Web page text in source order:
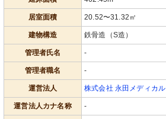
居室面積 20.52〜31.32㎡
建物構造 鉄骨造（S造）
管理者氏名 -
管理者職名 -
運営法人 株式会社 永田メディカル
運営法人カナ名称 -